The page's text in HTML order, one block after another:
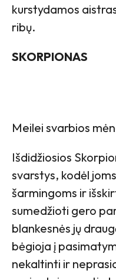
kurstydamos
ribų.
SKORPIONAS
Meilei svarbios
Išdidžiosios
svarstys, kodėl
šarmingoms ir
sumedžioti gero
blankesnės jų
bėgioja į
nekaltinti ir